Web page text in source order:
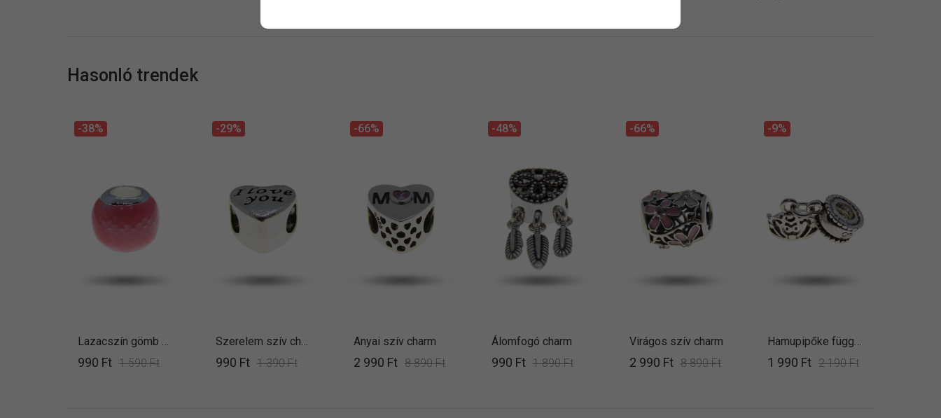
Hasonló trendek
-38%
Lazacszín gömb charm
990 Ft 1 590 Ft
-29%
Szerelem szív charm
990 Ft 1 390 Ft
-66%
Anyai szív charm
2 990 Ft 8 890 Ft
-48%
Álomfogó charm
990 Ft 1 890 Ft
-66%
Virágos szív charm
2 990 Ft 8 890 Ft
-9%
Hamupipőke függő charm
1 990 Ft 2 190 Ft